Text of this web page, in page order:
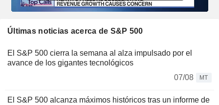
Últimas noticias acerca de S&P 500
El S&P 500 cierra la semana al alza impulsado por el
avance de los gigantes tecnológicos
07/08
MT
El S&P 500 alcanza máximos históricos tras un informe de